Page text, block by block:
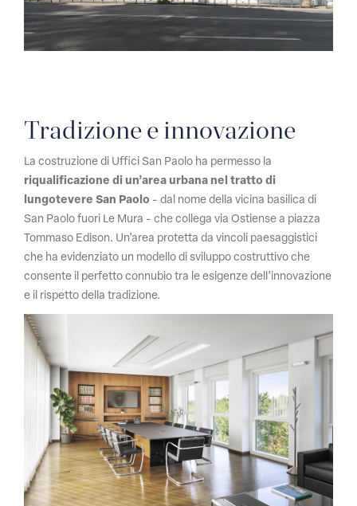
Tradizione e innovazione
La costruzione di Uffici San Paolo ha permesso la
riqualificazione di un’area urbana nel tratto di
lungotevere San Paolo - dal nome della vicina basilica di
San Paolo fuori Le Mura - che collega via Ostiense a piazza
Tommaso Edison. Un’area protetta da vincoli paesaggistici
che ha evidenziato un modello di sviluppo costruttivo che
consente il perfetto connubio tra le esigenze dell’innovazione
e il rispetto della tradizione.